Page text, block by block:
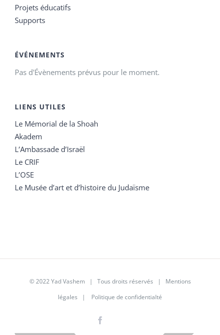
Projets éducatifs
Supports
ÉVÉNEMENTS
Pas d'Évènements prévus pour le moment.
LIENS UTILES
Le Mémorial de la Shoah
Akadem
L’Ambassade d’Israël
Le CRIF
L’OSE
Le Musée d’art et d’histoire du Judaïsme
© 2022 Yad Vashem | Tous droits réservés | Mentions
légales | Politique de confidentialté